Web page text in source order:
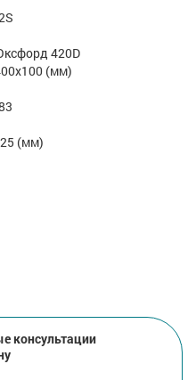
420D
(мм)
(мм)
консультации